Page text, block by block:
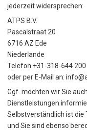
jederzeit widersprechen:
ATPS B.V.
Pascalstraat 20
6716 AZ Ede
Niederlande
Telefon +31-318-644 200
oder per E-Mail an:
Ggf. möchten wir Sie
Dienstleistungen
Selbstverständlich ist die
und Sie sind ebenso